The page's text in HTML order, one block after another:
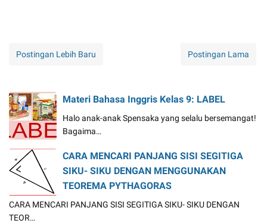
Postingan Lebih Baru Postingan Lama
Materi Bahasa Inggris Kelas 9: LABEL
Halo anak-anak Spensaka yang selalu bersemangat!
Bagaima…
CARA MENCARI PANJANG SISI SEGITIGA
SIKU- SIKU DENGAN MENGGUNAKAN
TEOREMA PYTHAGORAS
CARA MENCARI PANJANG SISI SEGITIGA SIKU- SIKU DENGAN
TEOR…